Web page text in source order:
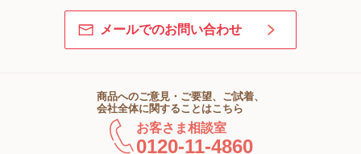
メールでのお問い合わせ
商品へのご意見・ご要望、ご試着、
会社全体に関することはこちら
お客さま相談室
0120-11-4860